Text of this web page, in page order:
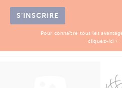
S’INSCRIRE
Pour connaître tous les
cliquez-ici ›